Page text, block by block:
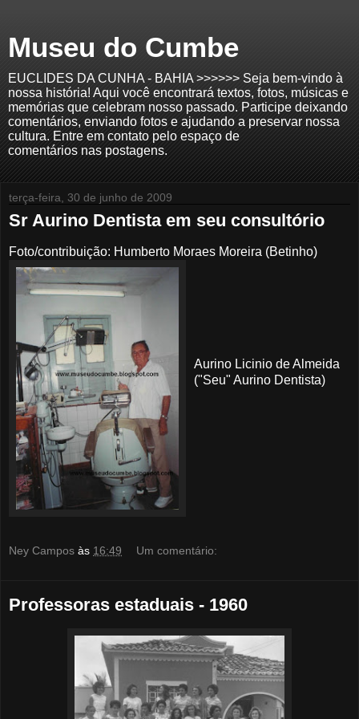
Museu do Cumbe
EUCLIDES DA CUNHA - BAHIA >>>>>> Seja bem-vindo à
nossa história! Aqui você encontrará textos, fotos, músicas e
memórias que celebram nosso passado. Participe deixando
comentários, enviando fotos e ajudando a preservar nossa
cultura. Entre em contato pelo espaço de
comentários nas postagens.
terça-feira, 30 de junho de 2009
Sr Aurino Dentista em seu consultório
Foto/contribuição: Humberto Moraes Moreira (Betinho)
Aurino Licinio de Almeida
("Seu" Aurino Dentista)
Ney Campos às 16:49 Um comentário:
Professoras estaduais - 1960